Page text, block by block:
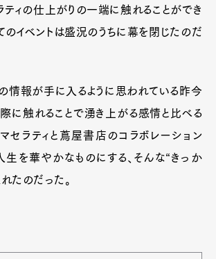
ィの仕上がりの一端に触れることができ
のイベントは盛況のうちに幕を閉じたのだ
情報が手に入るように思われている昨今
際に触れることで湧き上がる感情と比べる
マセラティと蔦屋書店のコラボレーション
生を華やかなものにする、そんな“きっか
たのだった。